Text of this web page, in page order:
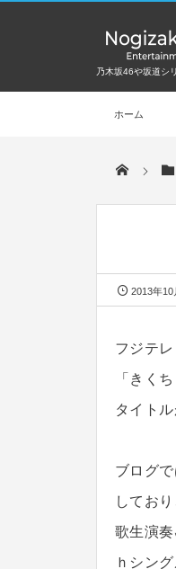
乃木坂46や坂道シ
ホーム
2013年10
フジテ
「きく
タイト
ブログ
してお
歌生演
ｈシン